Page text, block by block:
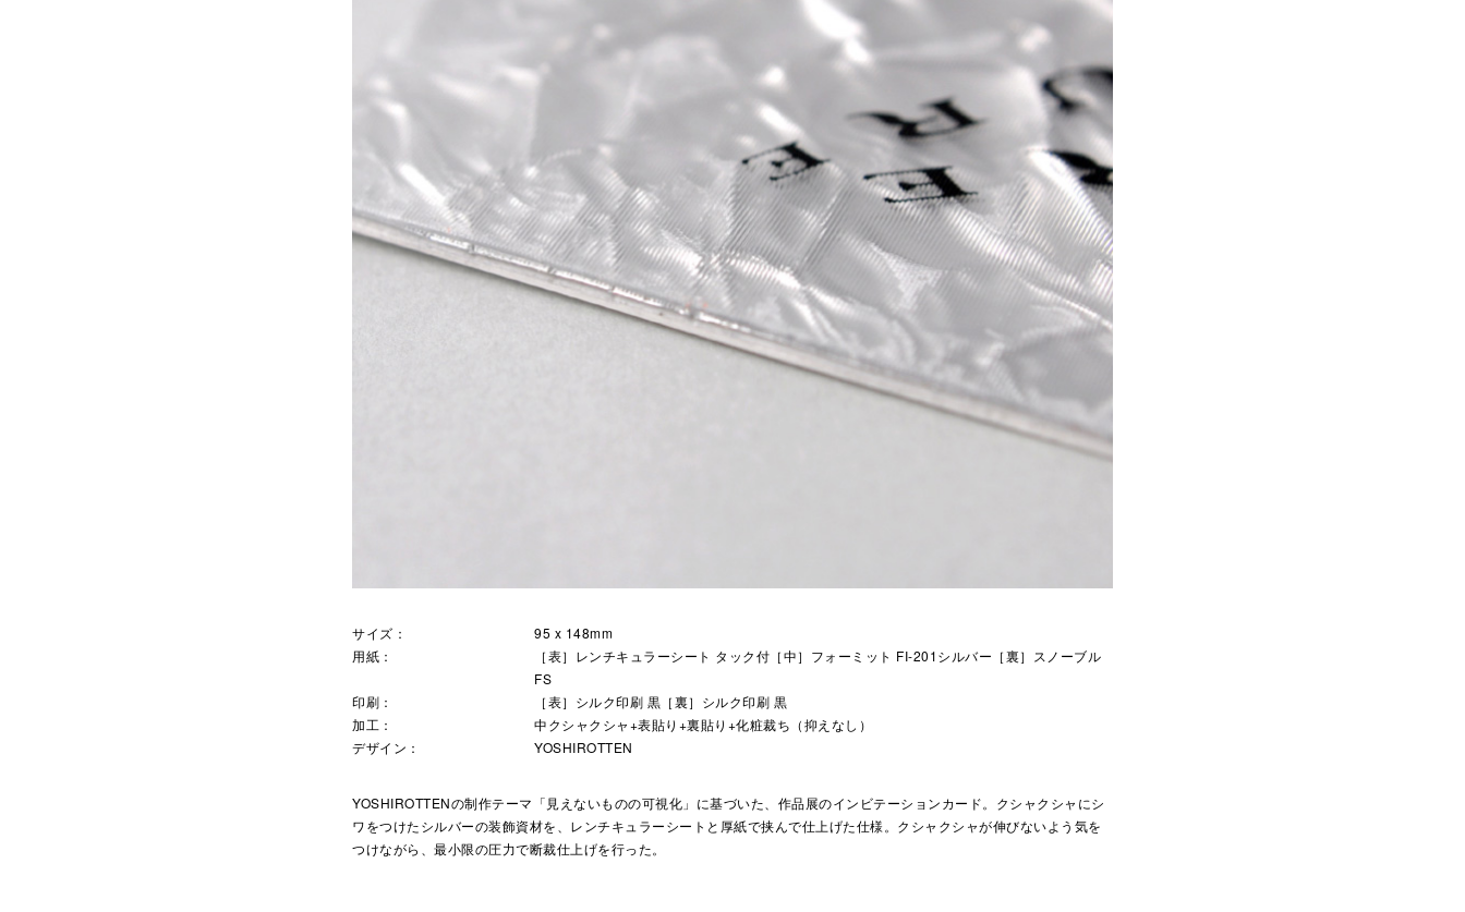
サイズ：
95 x 148mm
用紙：
［表］レンチキュラーシート タック付［中］フォーミット FI-201シルバー［裏］スノーブル
FS
印刷：
［表］シルク印刷 黒［裏］シルク印刷 黒
加工：
中クシャクシャ+表貼り+裏貼り+化粧裁ち（抑えなし）
デザイン：
YOSHIROTTEN
YOSHIROTTENの制作テーマ「見えないものの可視化」に基づいた、作品展のインビテーションカード。クシャクシャにシ
ワをつけたシルバーの装飾資材を、レンチキュラーシートと厚紙で挟んで仕上げた仕様。クシャクシャが伸びないよう気を
つけながら、最小限の圧力で断裁仕上げを行った。